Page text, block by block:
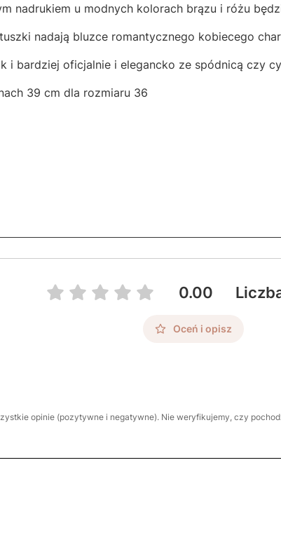
nadrukiem u modnych kolorach brązu i różu
nadają bluzce romantycznego kobiecego
i bardziej oficjalnie i elegancko ze spódnicą czy
39 cm dla rozmiaru 36
0.00
Oceń i opisz
opinie (pozytywne i negatywne). Nie weryfikujemy, czy